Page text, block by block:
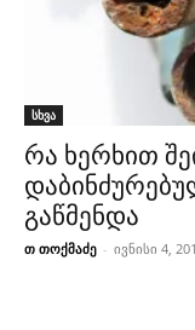
სხვა
რა ხერხით
გაწმენდა
თ თოქმაძე - ივნისი 4,